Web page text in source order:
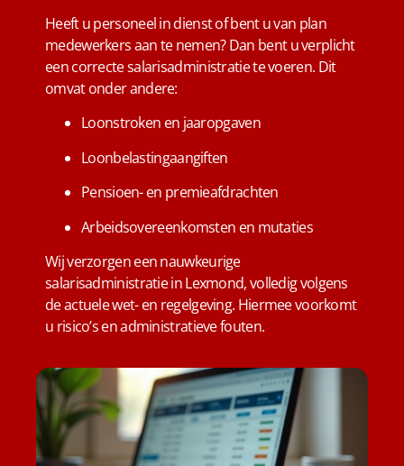
Heeft u personeel in dienst of bent u van plan
medewerkers aan te nemen? Dan bent u verplicht
een correcte salarisadministratie te voeren. Dit
omvat onder andere:
Loonstroken en jaaropgaven
Loonbelastingaangiften
Pensioen- en premieafdrachten
Arbeidsovereenkomsten en mutaties
Wij verzorgen een nauwkeurige
salarisadministratie in Lexmond, volledig volgens
de actuele wet- en regelgeving. Hiermee voorkomt
u risico’s en administratieve fouten.